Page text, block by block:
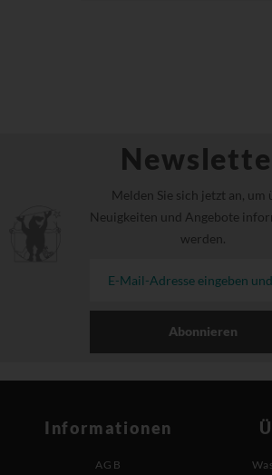
Melden Sie sich jetzt an, um
Neuigkeiten und Angebote
werden.
Abonnieren
Informationen
AGB